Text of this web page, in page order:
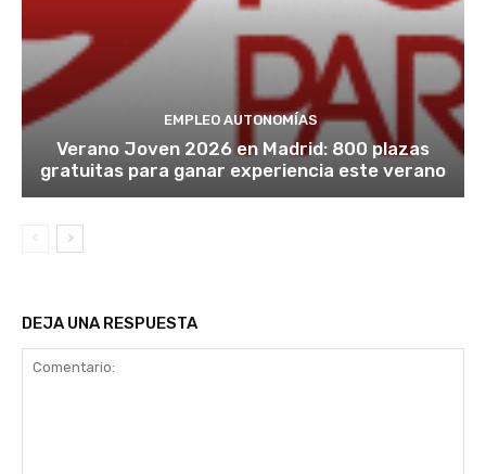
EMPLEO AUTONOMÍAS
Verano Joven 2026 en Madrid: 800 plazas
gratuitas para ganar experiencia este verano
DEJA UNA RESPUESTA